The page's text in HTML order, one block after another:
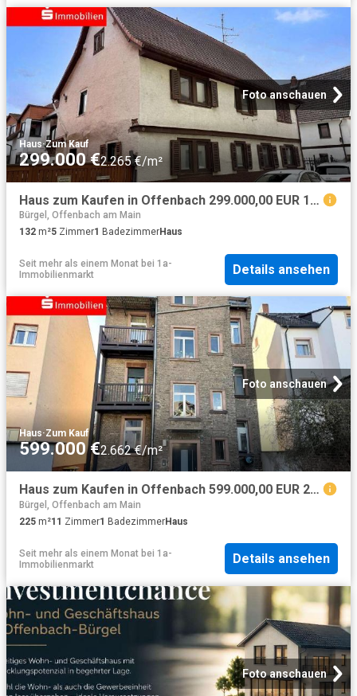
Foto anschauen
Haus·Zum Kauf
299.000 €2.265 €/m²
Haus zum Kaufen in Offenbach 299.000,00 EUR 132.55 m²
Bürgel, Offenbach am Main
132 m²5 Zimmer1 BadezimmerHaus
Seit mehr als einem Monat bei 1a-
Immobilienmarkt
Details ansehen
Foto anschauen
Haus·Zum Kauf
599.000 €2.662 €/m²
Haus zum Kaufen in Offenbach 599.000,00 EUR 225.87 m²
Bürgel, Offenbach am Main
225 m²11 Zimmer1 BadezimmerHaus
Seit mehr als einem Monat bei 1a-
Immobilienmarkt
Details ansehen
Foto anschauen